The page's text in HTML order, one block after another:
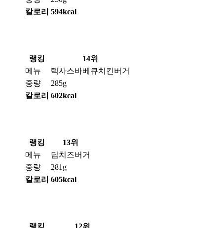
칼로리 594kcal
랭킹
14위
메뉴
텍사스바베큐치킨버거
중량
285g
칼로리 602kcal
랭킹
13위
메뉴
딥치즈버거
중량
281g
칼로리 605kcal
랭킹 12위